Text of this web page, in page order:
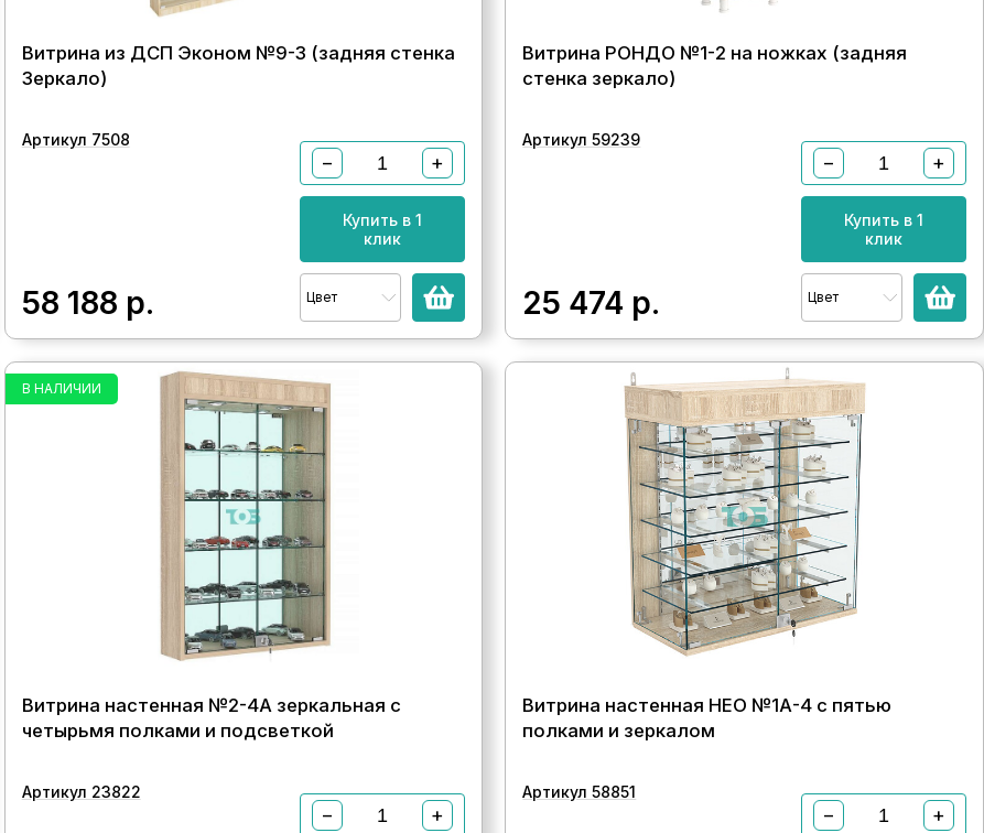
Витрина из ДСП Эконом №9-3 (задняя стенка
Зеркало)
Артикул 7508
58 188 р.
− +
Купить в 1
клик
Цвет
Витрина РОНДО №1-2 на ножках (задняя
стенка зеркало)
Артикул 59239
25 474 р.
− +
Купить в 1
клик
Цвет
В НАЛИЧИИ
Витрина настенная №2-4А зеркальная с
четырьмя полками и подсветкой
Артикул 23822
− +
Витрина настенная НЕО №1А-4 с пятью
полками и зеркалом
Артикул 58851
− +